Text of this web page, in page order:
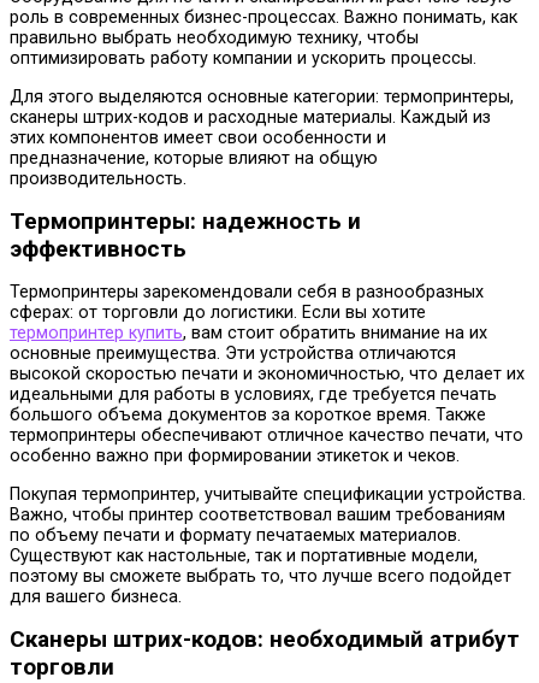
роль в современных бизнес-процессах. Важно понимать, как
правильно выбрать необходимую технику, чтобы
оптимизировать работу компании и ускорить процессы.
Для этого выделяются основные категории: термопринтеры,
сканеры штрих-кодов и расходные материалы. Каждый из
этих компонентов имеет свои особенности и
предназначение, которые влияют на общую
производительность.
Термопринтеры: надежность и
эффективность
Термопринтеры зарекомендовали себя в разнообразных
сферах: от торговли до логистики. Если вы хотите
термопринтер купить, вам стоит обратить внимание на их
основные преимущества. Эти устройства отличаются
высокой скоростью печати и экономичностью, что делает их
идеальными для работы в условиях, где требуется печать
большого объема документов за короткое время. Также
термопринтеры обеспечивают отличное качество печати, что
особенно важно при формировании этикеток и чеков.
Покупая термопринтер, учитывайте спецификации устройства.
Важно, чтобы принтер соответствовал вашим требованиям
по объему печати и формату печатаемых материалов.
Существуют как настольные, так и портативные модели,
поэтому вы сможете выбрать то, что лучше всего подойдет
для вашего бизнеса.
Сканеры штрих-кодов: необходимый атрибут
торговли